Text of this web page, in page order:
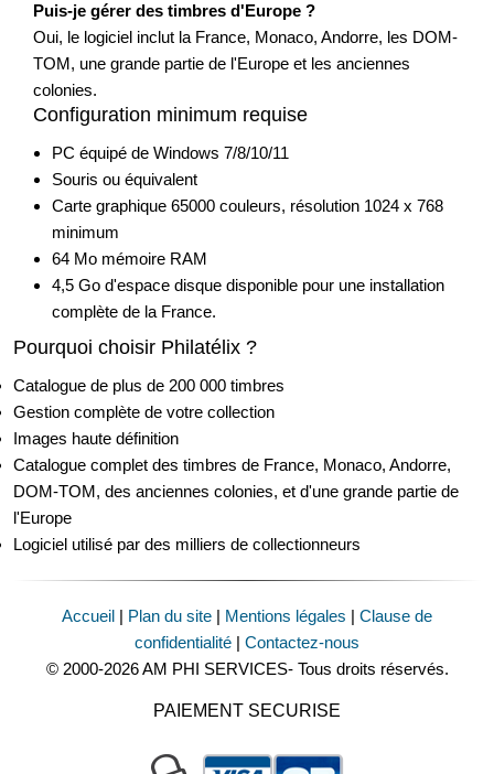
Puis-je gérer des timbres d'Europe ?
Oui, le logiciel inclut la France, Monaco, Andorre, les DOM-
TOM, une grande partie de l'Europe et les anciennes
colonies.
Configuration minimum requise
PC équipé de Windows 7/8/10/11
Souris ou équivalent
Carte graphique 65000 couleurs, résolution 1024 x 768
minimum
64 Mo mémoire RAM
4,5 Go d'espace disque disponible pour une installation
complète de la France.
Pourquoi choisir Philatélix ?
Catalogue de plus de 200 000 timbres
Gestion complète de votre collection
Images haute définition
Catalogue complet des timbres de France, Monaco, Andorre,
DOM-TOM, des anciennes colonies, et d'une grande partie de
l'Europe
Logiciel utilisé par des milliers de collectionneurs
Accueil | Plan du site | Mentions légales | Clause de
confidentialité | Contactez-nous
© 2000-2026 AM PHI SERVICES- Tous droits réservés.
PAIEMENT SECURISE